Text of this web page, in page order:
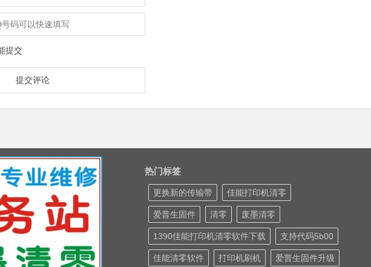
提交
热门标签
更换新的传输带 佳能打印机清零
爱普生固件 清零 废墨清零
1390佳能打印机清零软件下载 支持代码5b00
佳能清零软件 打印机刷机 爱普生固件升级